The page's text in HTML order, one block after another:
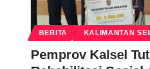
BERITA KALIMANTAN
Pemprov Kalsel